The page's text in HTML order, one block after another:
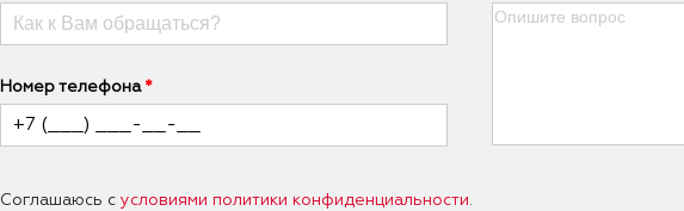
Номер телефона
Соглашаюсь с условиями политики конфиденциальности